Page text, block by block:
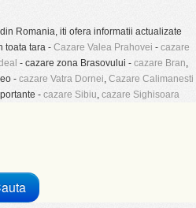
Romania, iti ofera informatii actualizate
toata tara - Cazare Valea Prahovei - cazare
- cazare zona Brasovului - cazare Bran,
- cazare Vatra Dornei, Cazare Calimanesti
- cazare Sibiu, cazare Sighisoara